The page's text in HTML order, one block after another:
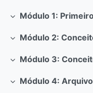
Contrair
Contrair
Contrair
Contrair